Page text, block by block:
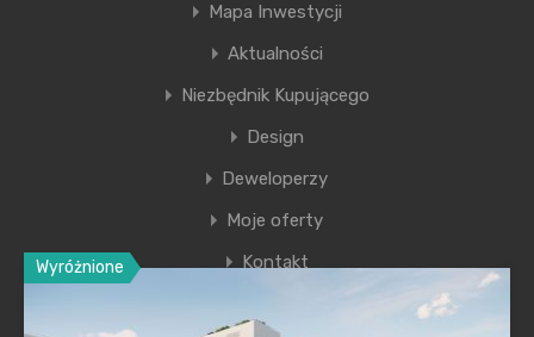
tel. +48 12 637 81 18
info-krakow@echo.com.pl
Wyróżnione
Mapa Inwestycji
Aktualności
Niezbędnik Kupującego
Design
Deweloperzy
Moje oferty
Kontakt